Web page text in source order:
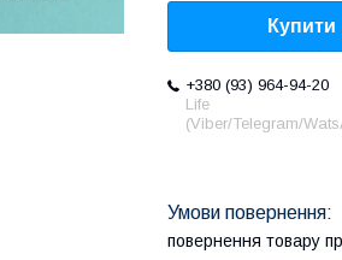
Купити
+380 (93) 964-94-20
Life
(Viber/Telegram/
повернення товару